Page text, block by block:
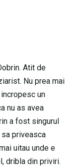
Atit de
Nu prea mai
un
nu as avea
a fost singurul
priveasca
uitau unde e
dribla din priviri.